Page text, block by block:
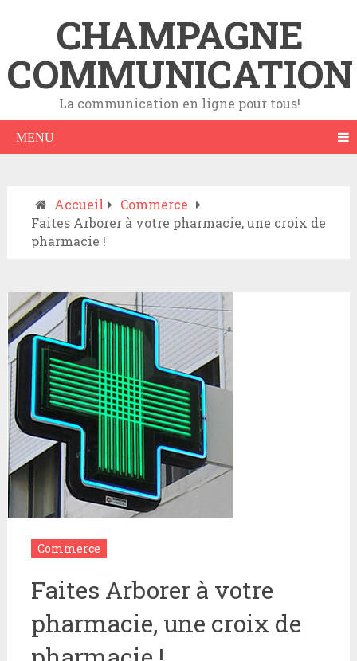
CHAMPAGNE
COMMUNICATION
La communication en ligne pour tous!
MENU
Accueil
Commerce
Faites Arborer à votre pharmacie, une croix de
pharmacie !
Commerce
Faites Arborer à votre
pharmacie, une croix de